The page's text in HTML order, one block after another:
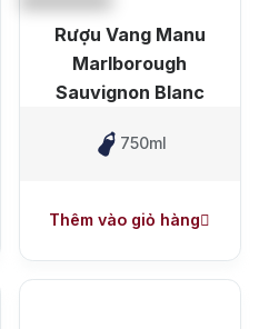
Rượu Vang Manu
Marlborough
Sauvignon Blanc
750ml
Thêm vào giỏ hàng